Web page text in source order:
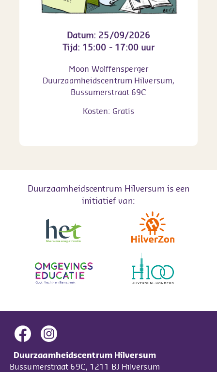
Datum: 25/09/2026
Tijd: 15:00 - 17:00 uur
Moon Wolffensperger
Duurzaamheidscentrum Hilversum,
Bussumerstraat 69C
Kosten: Gratis
Duurzaamheidscentrum Hilversum is een
initiatief van:
Duurzaamheidscentrum Hilversum
Bussumerstraat 69C, 1211 BJ Hilversum